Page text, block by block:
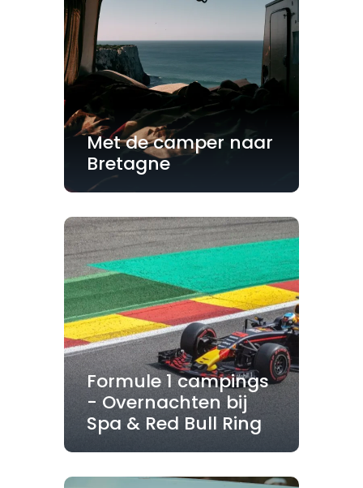
Met de camper naar
Bretagne
Formule 1 campings
- Overnachten bij
Spa & Red Bull Ring